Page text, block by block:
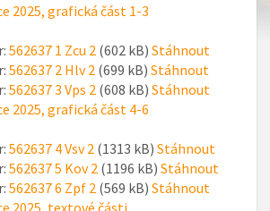
2025, grafická část 1-3
562637 1 Zcu 2 (602 kB) Stáhnout
562637 2 Hlv 2 (699 kB) Stáhnout
562637 3 Vps 2 (608 kB) Stáhnout
2025, grafická část 4-6
562637 4 Vsv 2 (1313 kB) Stáhnout
562637 5 Kov 2 (1196 kB) Stáhnout
562637 6 Zpf 2 (569 kB) Stáhnout
2025, textové části